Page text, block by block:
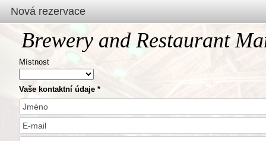
Nová rezervace
Brewery and Restaurant
Místnost
Vaše kontaktní údaje